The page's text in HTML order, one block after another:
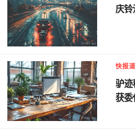
庆铃
快报道
驴迹
获委